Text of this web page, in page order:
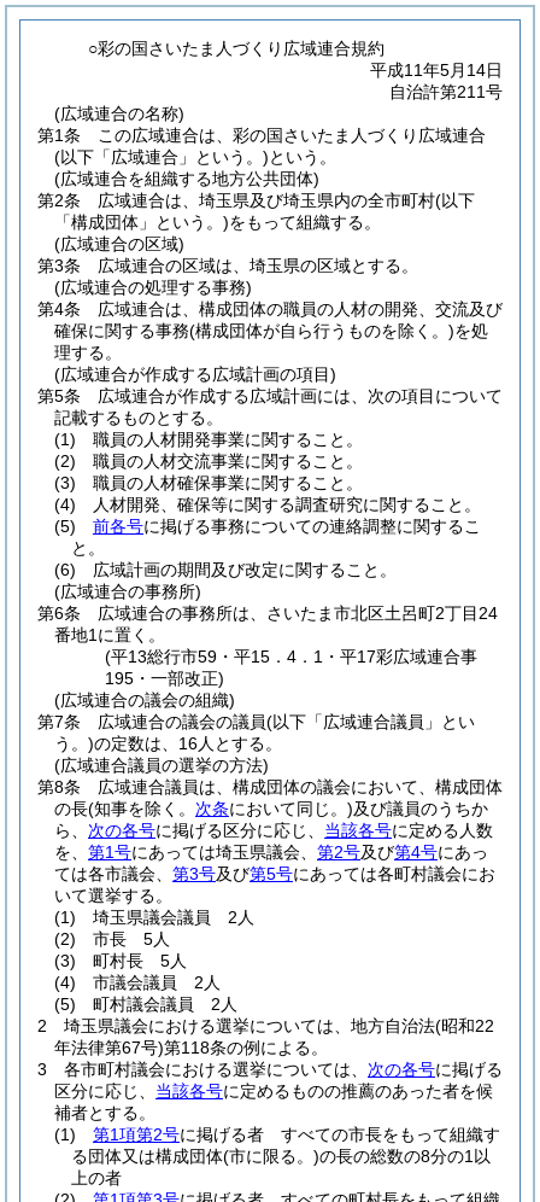
○彩の国さいたま人づくり広域連合規約
平成11年5月14日
自治許第211号
(広域連合の名称)
第1条
この広域連合は、彩の国さいたま人づくり広域連合
(以下「広域連合」という。)という。
(広域連合を組織する地方公共団体)
第2条
広域連合は、埼玉県及び埼玉県内の全市町村(以下
「構成団体」という。)をもって組織する。
(広域連合の区域)
第3条
広域連合の区域は、埼玉県の区域とする。
(広域連合の処理する事務)
第4条
広域連合は、構成団体の職員の人材の開発、交流及び
確保に関する事務(構成団体が自ら行うものを除く。)を処
理する。
(広域連合が作成する広域計画の項目)
第5条
広域連合が作成する広域計画には、次の項目について
記載するものとする。
(1)
職員の人材開発事業に関すること。
(2)
職員の人材交流事業に関すること。
(3)
職員の人材確保事業に関すること。
(4)
人材開発、確保等に関する調査研究に関すること。
(5)
前各号に掲げる事務についての連絡調整に関するこ
と。
(6)
広域計画の期間及び改定に関すること。
(広域連合の事務所)
第6条
広域連合の事務所は、さいたま市北区土呂町2丁目24
番地1に置く。
(平13総行市59・平15．4．1・平17彩広域連合事
195・一部改正)
(広域連合の議会の組織)
第7条
広域連合の議会の議員(以下「広域連合議員」とい
う。)の定数は、16人とする。
(広域連合議員の選挙の方法)
第8条
広域連合議員は、構成団体の議会において、構成団体
の長(知事を除く。 次条において同じ。)及び議員のうちか
ら、 次の各号に掲げる区分に応じ、 当該各号に定める人数
を、 第1号にあっては埼玉県議会、 第2号及び第4号にあっ
ては各市議会、 第3号及び第5号にあっては各町村議会にお
いて選挙する。
(1)
埼玉県議会議員 2人
(2)
市長 5人
(3)
町村長 5人
(4)
市議会議員 2人
(5)
町村議会議員 2人
2
埼玉県議会における選挙については、地方自治法(昭和22
年法律第67号)第118条の例による。
3
各市町村議会における選挙については、 次の各号に掲げる
区分に応じ、 当該各号に定めるものの推薦のあった者を候
補者とする。
(1)
第1項第2号に掲げる者 すべての市長をもって組織す
る団体又は構成団体(市に限る。)の長の総数の8分の1以
上の者